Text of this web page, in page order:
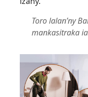
Toro lalan’ny
mankasitraka